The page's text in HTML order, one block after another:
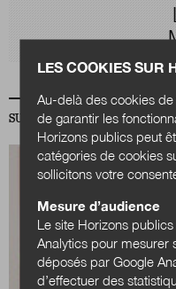
SUR LA MÊME
LES COOKIES SUR
Au-delà des cookies
de garantir les
Horizons publics peut
catégories de cookies
sollicitons votre
Mesure d’audience
Le site Horizons
Analytics pour mesurer
déposés par Google
d’effectuer des